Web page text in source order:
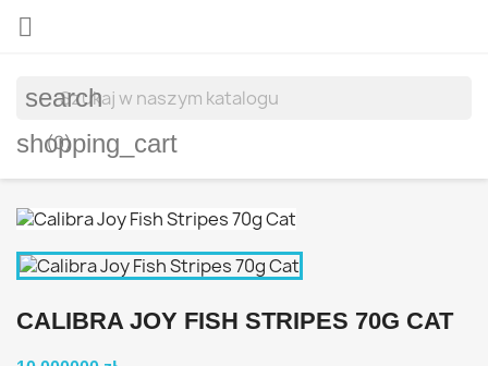

search
shopping_cart
(0)
CALIBRA JOY FISH STRIPES 70G CAT